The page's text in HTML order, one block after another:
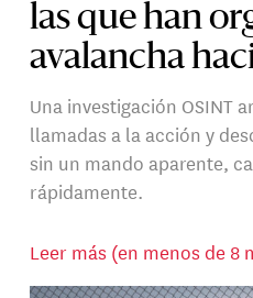
las que han
avalancha
Una investigación OSINT
llamadas a la acción y
sin un mando aparente,
rápidamente.
Leer más (en menos de 8